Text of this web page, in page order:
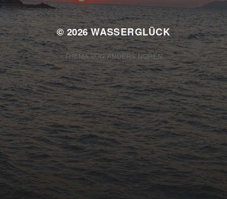
© 2026WASSERGLÜCK
THEMA VON ANDERS NORÉN